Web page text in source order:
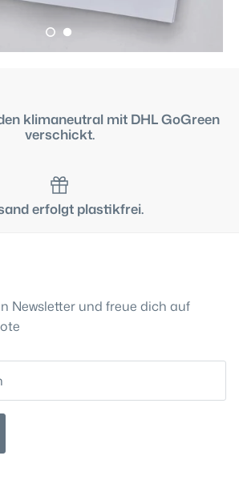
klimaneutral mit DHL GoGreen
verschickt.
erfolgt plastikfrei.
Newsletter und freue dich auf